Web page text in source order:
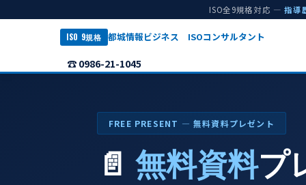
ISO全9規格対応 —指導
ISO 9規格 都城情報ビジネス ISOコンサルタント
☎ 0986-21-1045
FREE PRESENT ― 無料資料プレゼント
📄 無料資料プ